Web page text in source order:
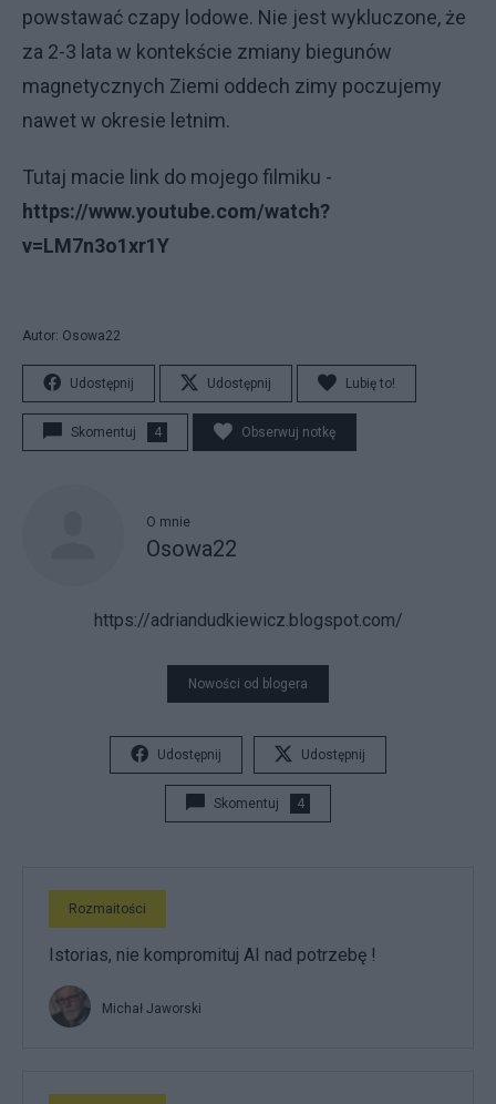
powstawać czapy lodowe. Nie jest wykluczone, że
za 2-3 lata w kontekście zmiany biegunów
magnetycznych Ziemi oddech zimy poczujemy
nawet w okresie letnim.
Tutaj macie link do mojego filmiku -
https://www.youtube.com/watch?
v=LM7n3o1xr1Y
Autor: Osowa22
Udostępnij Udostępnij Lubię to!
Skomentuj 4 Obserwuj notkę
O mnie
Osowa22
https://adriandudkiewicz.blogspot.com/
Nowości od blogera
Udostępnij Udostępnij
Skomentuj 4
Rozmaitości
Istorias, nie kompromituj AI nad potrzebę !
Michał Jaworski